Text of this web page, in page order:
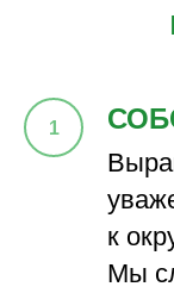
к
Мы